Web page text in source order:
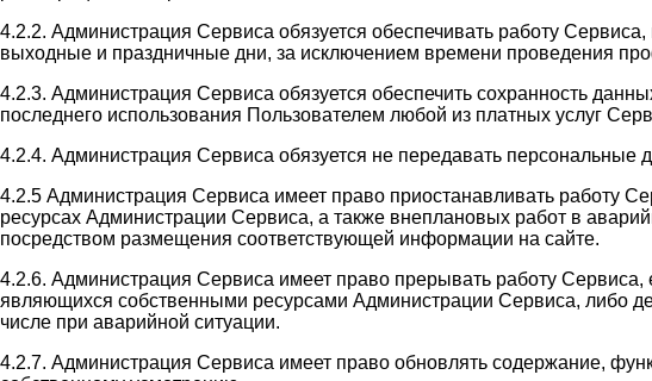
4.2.2. Администрация Сервиса обязуется обеспечивать работу
выходные и праздничные дни, за исключением времени проведения
4.2.3. Администрация Сервиса обязуется обеспечить сохранность
последнего использования Пользователем любой из платных услуг
4.2.4. Администрация Сервиса обязуется не передавать персональные
4.2.5 Администрация Сервиса имеет право приостанавливать работу
ресурсах Администрации Сервиса, а также внеплановых работ в
посредством размещения соответствующей информации на сайте.
4.2.6. Администрация Сервиса имеет право прерывать работу
являющихся собственными ресурсами Администрации Сервиса, либо
числе при аварийной ситуации.
4.2.7. Администрация Сервиса имеет право обновлять содержание,